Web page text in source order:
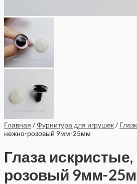
Главная /Фурнитура для игрушек/
нежно-розовый 9мм-25мм
Глаза
розовый 9мм-